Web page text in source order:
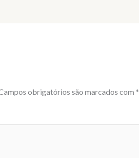
obrigatórios são marcados com *